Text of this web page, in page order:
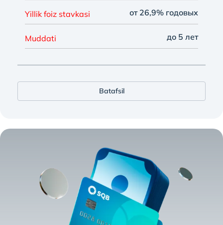
Yillik foiz stavkasi от 26,9% годовых
Muddati до 5 лет
Batafsil